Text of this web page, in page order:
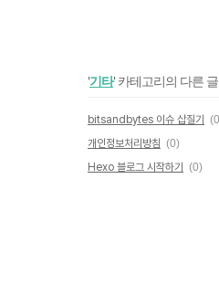
'기타' 카테고리의 다른 글
bitsandbytes 이슈 삽질기
개인정보처리방침 (0)
Hexo 블로그 시작하기
(0)